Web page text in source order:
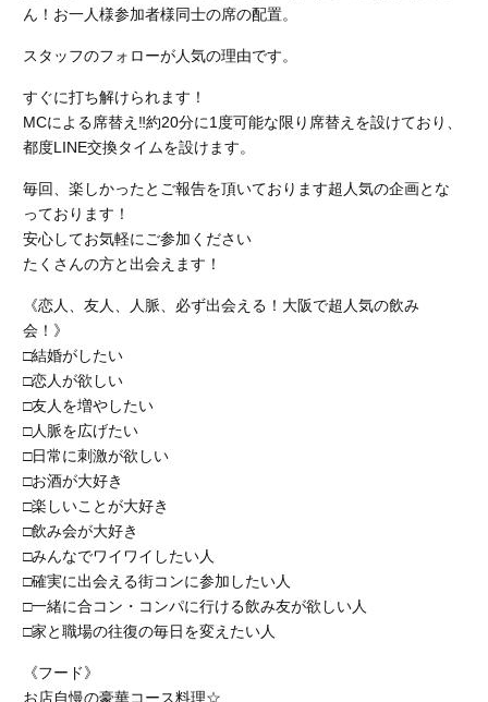
ん！お一人様参加者様同士の席の配置。
スタッフのフォローが人気の理由です。
すぐに打ち解けられます！
MCによる席替え‼︎約20分に1度可能な限り席替えを設けており、
都度LINE交換タイムを設けます。
毎回、楽しかったとご報告を頂いております超人気の企画とな
っております！
安心してお気軽にご参加ください
たくさんの方と出会えます！
《恋人、友人、人脈、必ず出会える！大阪で超人気の飲み
会！》
□結婚がしたい
□恋人が欲しい
□友人を増やしたい
□人脈を広げたい
□日常に刺激が欲しい
□お酒が大好き
□楽しいことが大好き
□飲み会が大好き
□みんなでワイワイしたい人
□確実に出会える街コンに参加したい人
□一緒に合コン・コンパに行ける飲み友が欲しい人
□家と職場の往復の毎日を変えたい人
《フード》
お店自慢の豪華コース料理☆